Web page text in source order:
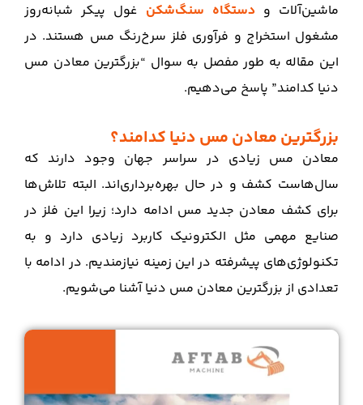
ماشین‌آلات و دستگاه سنگ‌شکن غول پیکر شبانه‌روز
مشغول استخراج و فرآوری فلز سرخ‌رنگ مس هستند. در
این مقاله به طور مفصل به سوال “بزرگترین معادن مس
دنیا کدامند” پاسخ می‌دهیم.
بزرگترین معادن مس دنیا کدامند؟
معادن مس زیادی در سراسر جهان وجود دارند که
سال‌هاست کشف و در حال بهره‌برداری‌اند. البته تلاش‌ها
برای کشف معادن جدید مس ادامه دارد؛ زیرا این فلز در
صنایع مهمی مثل الکترونیک کاربرد زیادی دارد و به
تکنولوژی‌های پیشرفته در این زمینه نیازمندیم. در ادامه با
تعدادی از بزرگترین معادن مس دنیا آشنا می‌شویم.